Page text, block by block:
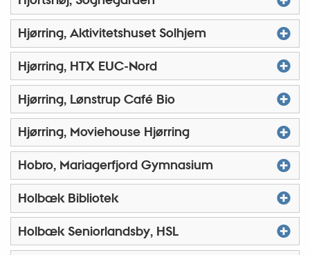
Hjørring, Aktivitetshuset Solhjem
Hjørring, HTX EUC-Nord
Hjørring, Lønstrup Café Bio
Hjørring, Moviehouse Hjørring
Hobro, Mariagerfjord Gymnasium
Holbæk Bibliotek
Holbæk Seniorlandsby, HSL